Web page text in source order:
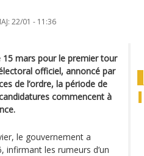
22/01 - 11:36
15 mars pour le premier tour
officiel, annoncé par
de l’ordre, la période de
commencent à
le gouvernement a
les rumeurs d’un